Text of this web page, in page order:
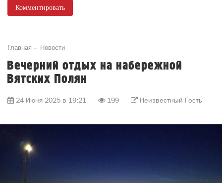
Комментировать
Главная Новости
Вечерний отдых на набережной
Вятских Полян
24 Июня 2025 в 19:21 199 Неизвестный Гость